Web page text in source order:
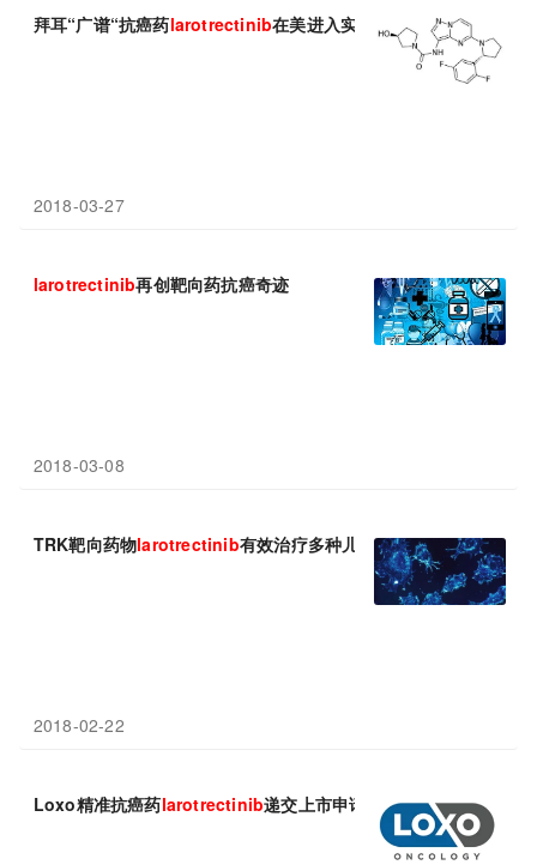
拜耳“广谱“抗癌药larotrectinib在美进入实质审查，可治疗各类
2018-03-27
larotrectinib再创靶向药抗癌奇迹
2018-03-08
TRK靶向药物larotrectinib有效治疗多种儿童和成年人癌症！
2018-02-22
Loxo精准抗癌药larotrectinib递交上市申请